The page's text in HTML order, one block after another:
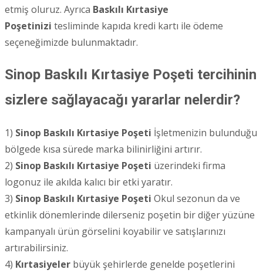
etmiş oluruz. Ayrıca Baskılı Kırtasiye
Poşetinizi tesliminde kapıda kredi kartı ile ödeme
seçeneğimizde bulunmaktadır.
Sinop Baskılı Kırtasiye Poşeti tercihinin
sizlere sağlayacağı yararlar nelerdir?
1) Sinop Baskılı Kırtasiye Poşeti İşletmenizin bulunduğu
bölgede kısa sürede marka bilinirliğini artırır.
2) Sinop Baskılı Kırtasiye Poşeti üzerindeki firma
logonuz ile akılda kalıcı bir etki yaratır.
3) Sinop Baskılı Kırtasiye Poşeti Okul sezonun da ve
etkinlik dönemlerinde dilerseniz poşetin bir diğer yüzüne
kampanyalı ürün görselini koyabilir ve satışlarınızı
artırabilirsiniz.
4) Kırtasiyeler büyük şehirlerde genelde poşetlerini